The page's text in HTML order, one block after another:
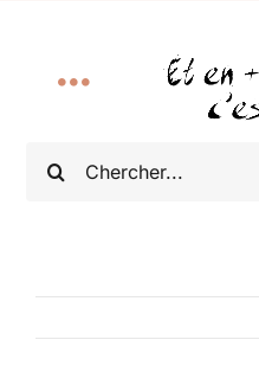
Rechercher:
Navigation
Accueil